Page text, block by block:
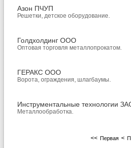
Азон ПЧУП
Решетки, детское оборудование.
Голдхолдинг ООО
Оптовая торговля металлопрокатом.
ГЕРАКС ООО
Ворота, ограждения, шлагбаумы.
Инструментальные технологии
Металлообработка.
<< Первая <